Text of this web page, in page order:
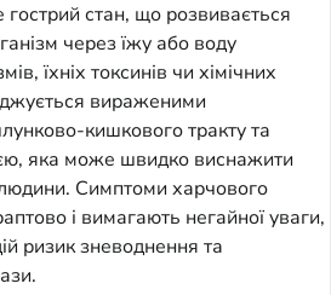
стан, що розвивається
через їжу або воду
їхніх токсинів чи хімічних
вираженими
кишкового тракту та
яка може швидко виснажити
Симптоми харчового
і вимагають негайної уваги,
ризик зневоднення та